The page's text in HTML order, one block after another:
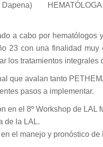
HEMATÓLOGA
a cabo por
23 con una finalidad
los tratamientos integrales
que avalan tanto
pasos a implementar.
en el 8º Workshop de LAL
de la LAL.
el manejo y pronóstico